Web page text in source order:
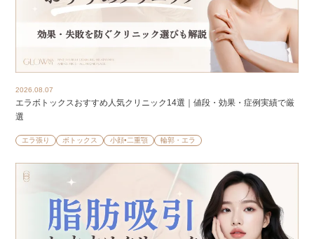
2026.08.07
エラボトックスおすすめ人気クリニック14選｜値段・効果・症例実績で厳
選
エラ張り ボトックス 小顔•二重顎 輪郭・エラ